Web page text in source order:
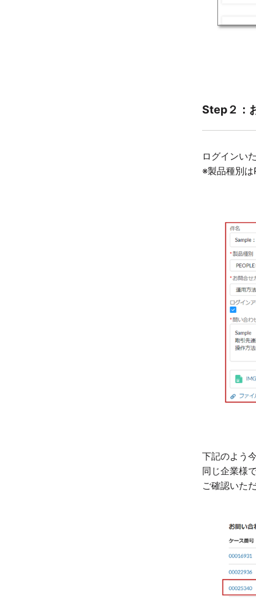
Step２：
ログインい
※製品種別は
下記のよう
同じ企業様
ご確認いた